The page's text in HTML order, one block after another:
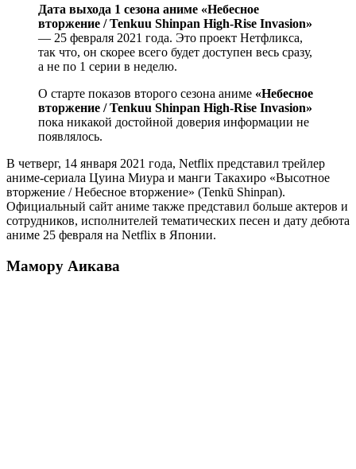
Дата выхода 1 сезона аниме «Небесное
вторжение / Tenkuu Shinpan High-Rise Invasion»
— 25 февраля 2021 года. Это проект Нетфликса,
так что, он скорее всего будет доступен весь сразу,
а не по 1 серии в неделю.
О старте показов второго сезона аниме «Небесное
вторжение / Tenkuu Shinpan High-Rise Invasion»
пока никакой достойной доверия информации не
появлялось.
В четверг, 14 января 2021 года, Netflix представил трейлер
аниме-сериала Цуина Миура и манги Такахиро «Высотное
вторжение / Небесное вторжение» (Tenkū Shinpan).
Официальный сайт аниме также представил больше актеров и
сотрудников, исполнителей тематических песен и дату дебюта
аниме 25 февраля на Netflix в Японии.
Мамору Аикава